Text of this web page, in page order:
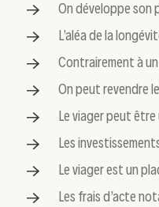
On développe son
L’aléa de la
Contrairement à un
On peut revendre
Le viager peut être
Les
Le viager est un
Les frais d’acte